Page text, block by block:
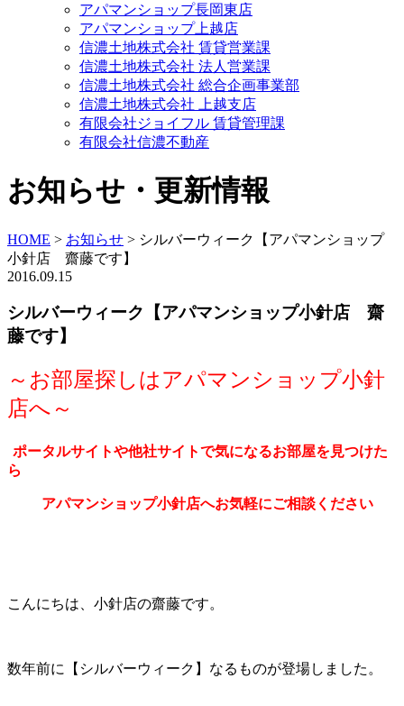
アパマンショップ長岡東店
アパマンショップ上越店
信濃土地株式会社 賃貸営業課
信濃土地株式会社 法人営業課
信濃土地株式会社 総合企画事業部
信濃土地株式会社 上越支店
有限会社ジョイフル 賃貸管理課
有限会社信濃不動産
お知らせ・更新情報
HOME > お知らせ > シルバーウィーク【アパマンショップ
小針店 齋藤です】
2016.09.15
シルバーウィーク【アパマンショップ小針店 齋
藤です】
～お部屋探しはアパマンショップ小針
店へ～
ポータルサイトや他社サイトで気になるお部屋を見つけた
ら
アパマンショップ小針店へお気軽にご相談ください
こんにちは、小針店の齋藤です。
数年前に【シルバーウィーク】なるものが登場しました。